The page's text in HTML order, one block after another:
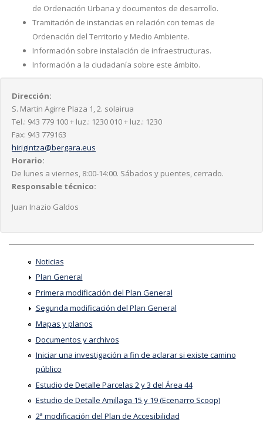
de Ordenación Urbana y documentos de desarrollo.
Tramitación de instancias en relación con temas de
Ordenación del Territorio y Medio Ambiente.
Información sobre instalación de infraestructuras.
Información a la ciudadanía sobre este ámbito.
Dirección:
S. Martin Agirre Plaza 1, 2. solairua
Tel.: 943 779 100 + luz.: 1230 010 + luz.: 1230
Fax: 943 779163
hirigintza@bergara.eus
Horario:
De lunes a viernes, 8:00-14:00. Sábados y puentes, cerrado.
Responsable técnico:
Juan Inazio Galdos
Noticias
Plan General
Primera modificación del Plan General
Segunda modificación del Plan General
Mapas y planos
Documentos y archivos
Iniciar una investigación a fin de aclarar si existe camino
público
Estudio de Detalle Parcelas 2 y 3 del Área 44
Estudio de Detalle Amillaga 15 y 19 (Ecenarro Scoop)
2ª modificación del Plan de Accesibilidad